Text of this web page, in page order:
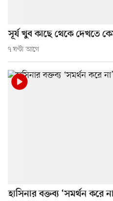
সূর্য খুব কাছে থেকে দেখতে
৭ ঘণ্টা আগে
হাসিনার বক্তব্য ‘সমর্থন করে